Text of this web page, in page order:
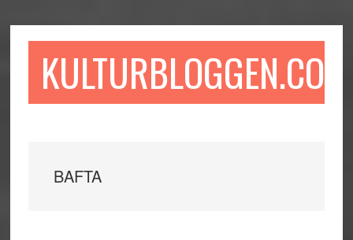
till
till
sidofältet
till
KULTURBLOGGEN.COM
BAFTA